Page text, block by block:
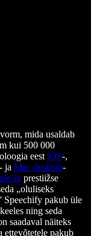
mida usaldab
kui 500 000
eest iOS-,
- ja Mac desktop-
prestiižse
„oluliseks
Speechify pakub üle
ning seda
saadaval näiteks
ettevõtetele pakub